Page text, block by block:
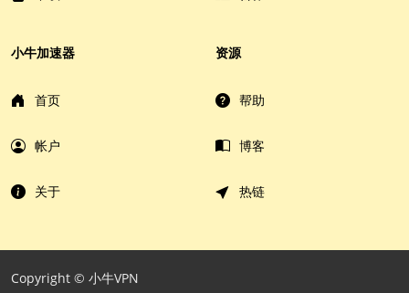
小牛加速器
首页
帐户
关于
资源
帮助
博客
热链
Copyright © 小牛VPN